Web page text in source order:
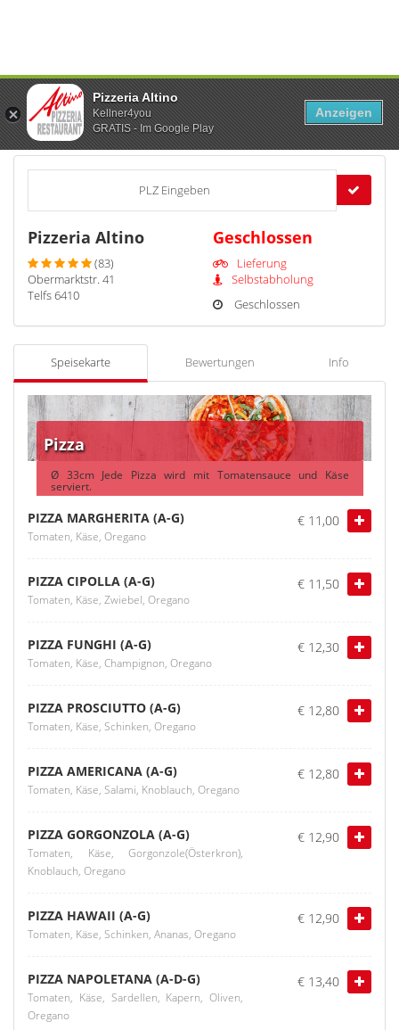
PLZ Eingeben
Pizzeria Altino
(83)
Obermarktstr. 41
Telfs 6410
Geschlossen
Lieferung
Selbstabholung
Geschlossen
Speisekarte Bewertungen Info
Pizza
Ø 33cm Jede Pizza wird mit Tomatensauce und Käse
serviert.
PIZZA MARGHERITA (A-G)
Tomaten, Käse, Oregano
€ 11,00
PIZZA CIPOLLA (A-G)
Tomaten, Käse, Zwiebel, Oregano
€ 11,50
PIZZA FUNGHI (A-G)
Tomaten, Käse, Champignon, Oregano
€ 12,30
PIZZA PROSCIUTTO (A-G)
Tomaten, Käse, Schinken, Oregano
€ 12,80
PIZZA AMERICANA (A-G)
Tomaten, Käse, Salami, Knoblauch, Oregano
€ 12,80
PIZZA GORGONZOLA (A-G)
Tomaten, Käse, Gorgonzole(Österkron),
Knoblauch, Oregano
€ 12,90
PIZZA HAWAII (A-G)
Tomaten, Käse, Schinken, Ananas, Oregano
€ 12,90
PIZZA NAPOLETANA (A-D-G)
Tomaten, Käse, Sardellen, Kapern, Oliven,
Oregano
€ 13,40
Pizzeria Altino
Kellner4you
GRATIS - Im Google Play
Anzeigen